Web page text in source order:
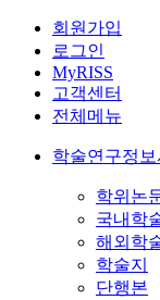
회원가입
로그인
MyRISS
고객센터
전체메뉴
학술연구정
학위논
국내학
해외학
학술지
단행본